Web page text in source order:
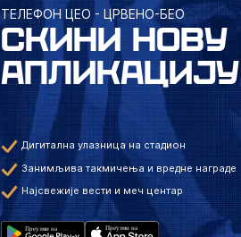
ТЕЛЕФОН ЦЕО - ЦРВЕНО-БЕО
СКИНИ НОВУ
АПЛИКАЦИЈУ
Дигитална улазница на стадион
Занимљива такмичења и вредне награде
Најсвежије вести и меч центар